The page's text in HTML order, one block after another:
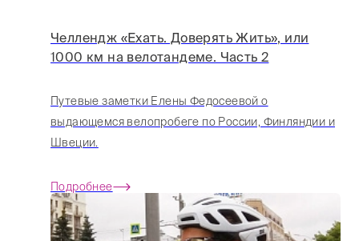
Челлендж «Ехать. Доверять Жить», или
1000 км на велотандеме. Часть 2
Путевые заметки Елены Федосеевой о
выдающемся велопробеге по России, Финляндии и
Швеции.
Подробнее